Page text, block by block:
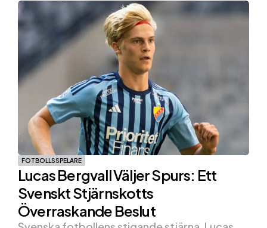
FOTBOLLSSPELARE
Lucas Bergvall Väljer Spurs: Ett
Svenskt Stjärnskotts
Överraskande Beslut